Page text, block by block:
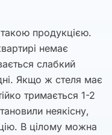
продукцією.
немає
слабкий
Якщо ж стеля має
тримається 1-2
неякісну,
В цілому можна